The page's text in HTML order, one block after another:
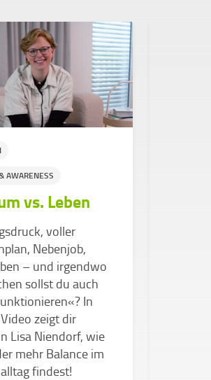
AWARENESS
vs. Leben
voller
Nebenjob,
– und irgendwo
sollst du auch
In
zeigt dir
Lisa Niendorf, wie
mehr Balance im
findest!